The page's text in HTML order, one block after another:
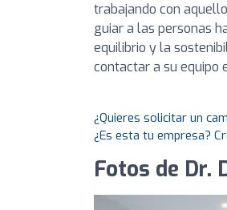
trabajando con
guiar a las personas
equilibrio y la
contactar a su equipo
¿Quieres solicitar un
¿Es esta tu empresa?
Fotos de Dr.